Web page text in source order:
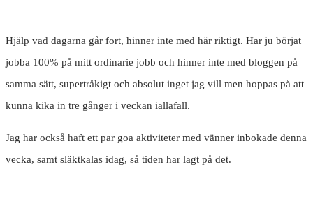
Hjälp vad dagarna går fort, hinner inte med här riktigt. Har ju börjat
jobba 100% på mitt ordinarie jobb och hinner inte med bloggen på
samma sätt, supertråkigt och absolut inget jag vill men hoppas på att
kunna kika in tre gånger i veckan iallafall.
Jag har också haft ett par goa aktiviteter med vänner inbokade denna
vecka, samt släktkalas idag, så tiden har lagt på det.